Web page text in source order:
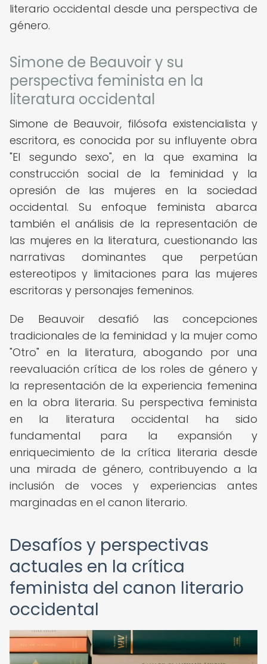
literario occidental desde una perspectiva de
género.
Simone de Beauvoir y su
perspectiva feminista en la
literatura occidental
Simone de Beauvoir, filósofa existencialista y
escritora, es conocida por su influyente obra
"El segundo sexo", en la que examina la
construcción social de la feminidad y la
opresión de las mujeres en la sociedad
occidental. Su enfoque feminista abarca
también el análisis de la representación de
las mujeres en la literatura, cuestionando las
narrativas dominantes que perpetúan
estereotipos y limitaciones para las mujeres
escritoras y personajes femeninos.
De Beauvoir desafió las concepciones
tradicionales de la feminidad y la mujer como
"Otro" en la literatura, abogando por una
reevaluación crítica de los roles de género y
la representación de la experiencia femenina
en la obra literaria. Su perspectiva feminista
en la literatura occidental ha sido
fundamental para la expansión y
enriquecimiento de la crítica literaria desde
una mirada de género, contribuyendo a la
inclusión de voces y experiencias antes
marginadas en el canon literario.
Desafíos y perspectivas
actuales en la crítica
feminista del canon literario
occidental